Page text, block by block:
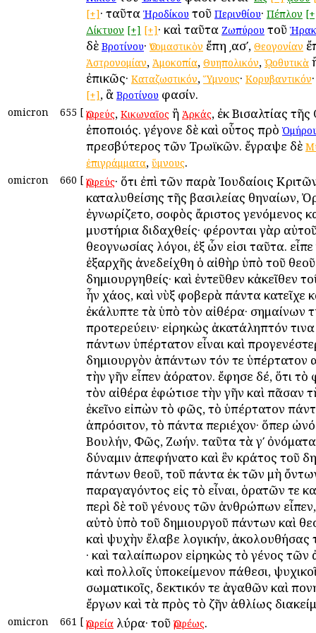
[+]· ταῦτα Ἡροδίκου τοῦ Περινθίου· Πέπλον
Δίκτυον [+] [+]· καὶ ταῦτα Ζωπύρου τοῦ
δὲ Βροτίνου·Ὀνομαστικὸν ἔπη ͵ασʹ, Θεογονίαν
Ἀστρονομίαν, Ἀμοκοπία, Θυηπολικόν, ᾨοθυτικὰ
ἐπικῶς· Καταζωστικόν, Ὕμνους· Κορυβαντικόν
[+], ἃ Βροτίνου φασίν.
omicron 655 [ Ὀρφεύς, Κικωναῖος ἢ Ἀρκάς, ἐκ Βισαλτίας
ἐποποιός. γέγονε δὲ καὶ οὗτος πρὸ
πρεσβύτερος τῶν Τρωϊκῶν. ἔγραψε δὲ
ἐπιγράμματα, ὕμνους.
omicron 660 [ Ὀρφεύς· ὅτι ἐπὶ τῶν παρὰ Ἰουδαίοις
καταλυθείσης τῆς βασιλείας Ἀθηναίων,
ἐγνωρίζετο, σοφὸς ἄριστος γενόμενος
μυστήρια διδαχθείς· φέρονται γὰρ
θεογνωσίας λόγοι, ἐξ ὧν εἰσι ταῦτα.
ἐξαρχῆς ἀνεδείχθη ὁ αἰθὴρ ὑπὸ τοῦ θεοῦ
δημιουργηθείς· καὶ ἐντεῦθεν κἀκεῖθεν
ἦν χάος, καὶ νὺξ φοβερὰ πάντα κατεῖχε
ἐκάλυπτε τὰ ὑπὸ τὸν αἰθέρα· σημαίνων
προτερεύειν· εἰρηκὼς ἀκατάληπτόν τινα
πάντων ὑπέρτατον εἶναι καὶ
δημιουργὸν ἁπάντων τόν τε ὑπέρτατον
τὴν γῆν εἶπεν ἀόρατον. ἔφησε δέ, ὅτι
τὸν αἰθέρα ἐφώτισε τὴν γῆν καὶ πᾶσαν
ἐκεῖνο εἰπὼν τὸ φῶς, τὸ ὑπέρτατον
ἀπρόσιτον, τὸ πάντα περιέχον· ὅπερ
Βουλήν, Φῶς, Ζωήν. ταῦτα τὰ γʹ
δύναμιν ἀπεφήνατο καὶ ἓν κράτος τοῦ
πάντων θεοῦ, τοῦ πάντα ἐκ τῶν μὴ
παραγαγόντος εἰς τὸ εἶναι, ὁρατῶν τε
περὶ δὲ τοῦ γένους τῶν ἀνθρώπων εἶπεν,
αὐτὸ ὑπὸ τοῦ δημιουργοῦ πάντων καὶ
καὶ ψυχὴν ἔλαβε λογικήν, ἀκολουθήσας
· καὶ ταλαίπωρον εἰρηκὼς τὸ γένος
καὶ πολλοῖς ὑποκείμενον πάθεσι,
σωματικοῖς, δεκτικόν τε ἀγαθῶν καὶ
ἔργων καὶ τὰ πρὸς τὸ ζῆν ἀθλίως
omicron 661 [ Ὀρφεία λύρα· τοῦ Ὀρφέως.